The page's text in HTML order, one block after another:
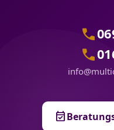
call
call
event_available